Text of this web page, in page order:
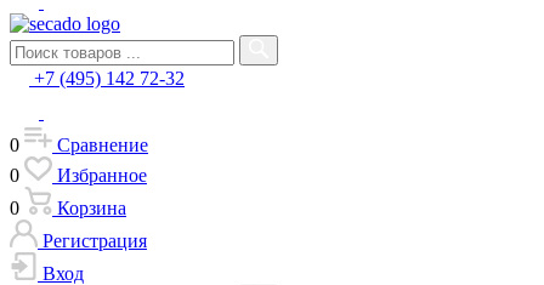
+7 (495) 142 72-32
0
Сравнение
0
Избранное
0
Корзина
Регистрация
Вход